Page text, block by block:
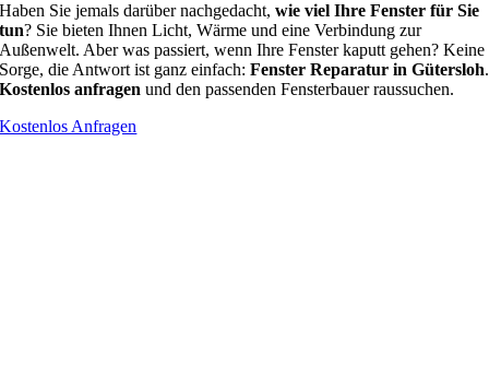
Haben Sie jemals darüber nachgedacht,wie viel Ihre Fenster für Sie
tun? Sie bieten Ihnen Licht, Wärme und eine Verbindung zur
Außenwelt. Aber was passiert, wenn Ihre Fenster kaputt gehen? Keine
Sorge, die Antwort ist ganz einfach: Fenster Reparatur in Gütersloh.
Kostenlos anfragen und den passenden Fensterbauer raussuchen.
Kostenlos Anfragen